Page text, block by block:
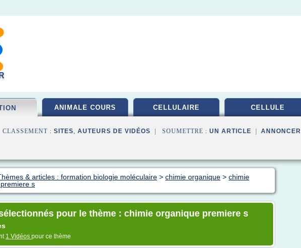
ANIMALE COURS CELLULAIRE CELLULE
: SITES, AUTEURS DE VIDÉOS | SOUMETTRE : UN ARTICLE ANNONCER
& articles : formation biologie moléculaire > chimie organique > chimie
s
pour le thème : chimie organique premiere s
1 Vidéos pour ce thème